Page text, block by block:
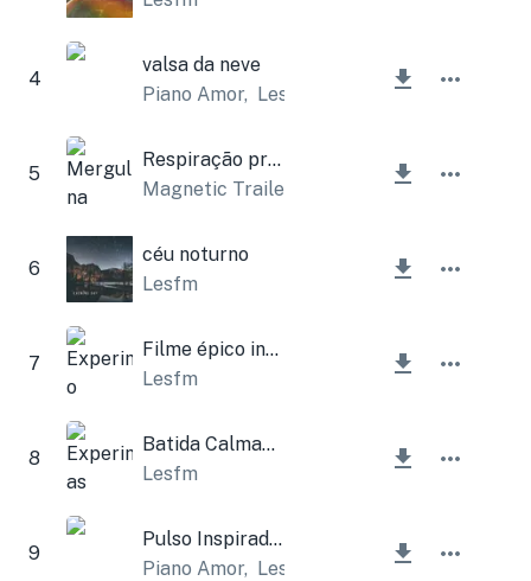
4
valsa da neve
Piano Amor, Lesfm
5
Respiração profunda
Magnetic Trailer
6
céu noturno
Lesfm
7
Filme épico inspirador
Lesfm
8
Batida Calmante
Lesfm
9
Pulso Inspirador
Piano Amor, Lesfm